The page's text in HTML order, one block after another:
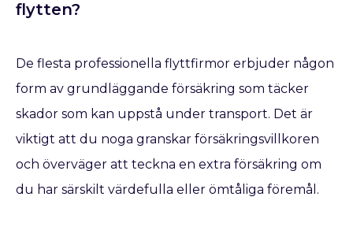
flytten?
De flesta professionella flyttfirmor erbjuder någon
form av grundläggande försäkring som täcker
skador som kan uppstå under transport. Det är
viktigt att du noga granskar försäkringsvillkoren
och överväger att teckna en extra försäkring om
du har särskilt värdefulla eller ömtåliga föremål.